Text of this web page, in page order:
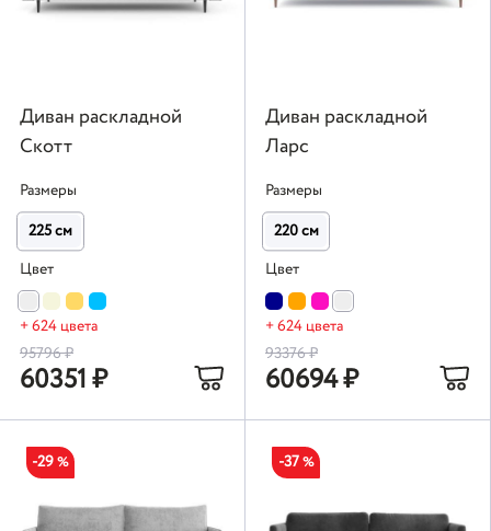
Диван раскладной
Скотт
Размеры
225 см
Цвет
+ 624 цвета
95796₽
60351₽
Диван раскладной
Ларс
Размеры
220 см
Цвет
+ 624 цвета
93376₽
60694₽
-29% -37 %